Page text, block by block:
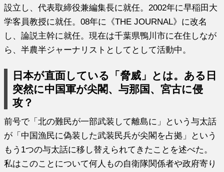
設立し、代表取締役兼編集長に就任。2002年に早稲田大
学客員教授に就任。08年に《THE JOURNAL》に改名
し、論説主幹に就任。現在は千葉県鴨川市に在住しなが
ら、半農半ジャーナリストとしてとして活動中。
日本が直面している「脅威」とは。ある日
突然に中国軍が尖閣、与那国、宮古に侵
攻？
前号で「北の難民が一部武装して離島に」という与太話
が「中国漁民に偽装した武装民兵が尖閣を占拠」という
もう1つの与太話に移し替えられてきたことを述べた。
私はこのことについて何人もの自衛隊関係者や政府寄り